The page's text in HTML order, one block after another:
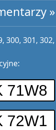
»
, 300, 301, 302,
71W8
72W1